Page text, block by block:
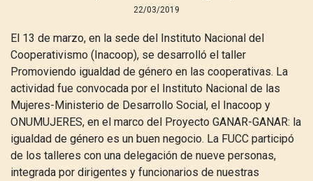
22/03/2019
El 13 de marzo, en la sede del Instituto Nacional del
Cooperativismo (Inacoop), se desarrolló el taller
Promoviendo igualdad de género en las cooperativas. La
actividad fue convocada por el Instituto Nacional de las
Mujeres-Ministerio de Desarrollo Social, el Inacoop y
ONUMUJERES, en el marco del Proyecto GANAR-GANAR: la
igualdad de género es un buen negocio. La FUCC participó
de los talleres con una delegación de nueve personas,
integrada por dirigentes y funcionarios de nuestras